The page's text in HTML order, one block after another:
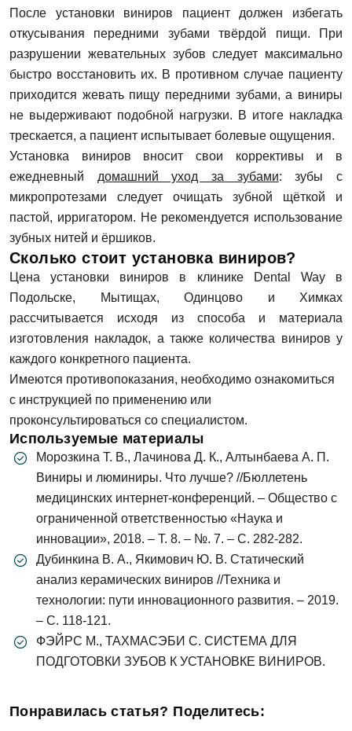
После установки виниров пациент должен избегать
откусывания передними зубами твёрдой пищи. При
разрушении жевательных зубов следует максимально
быстро восстановить их. В противном случае пациенту
приходится жевать пищу передними зубами, а виниры
не выдерживают подобной нагрузки. В итоге накладка
трескается, а пациент испытывает болевые ощущения.
Установка виниров вносит свои коррективы и в
ежедневный домашний уход за зубами: зубы с
микропротезами следует очищать зубной щёткой и
пастой, ирригатором. Не рекомендуется использование
зубных нитей и ёршиков.
Сколько стоит установка виниров?
Цена установки виниров в клинике Dental Way в
Подольске, Мытищах, Одинцово и Химках
рассчитывается исходя из способа и материала
изготовления накладок, а также количества виниров у
каждого конкретного пациента.
Имеются противопоказания, необходимо ознакомиться
с инструкцией по применению или
проконсультироваться со специалистом.
Используемые материалы
Морозкина Т. В., Лачинова Д. К., Алтынбаева А. П.
Виниры и люминиры. Что лучше? //Бюллетень
медицинских интернет-конференций. – Общество с
ограниченной ответственностью «Наука и
инновации», 2018. – Т. 8. – №. 7. – С. 282-282.
Дубинкина В. А., Якимович Ю. В. Статический
анализ керамических виниров //Техника и
технологии: пути инновационного развития. – 2019.
– С. 118-121.
ФЭЙРС М., ТАХМАСЭБИ С. СИСТЕМА ДЛЯ
ПОДГОТОВКИ ЗУБОВ К УСТАНОВКЕ ВИНИРОВ.
Понравилась статья? Поделитесь:
Запись на прием
Имя
Согласен наобработку персональных
данных
Телефон
E-mail
Сообщение
Согласен наобработку персональных
Отправить
Заявка отправлена!
Мы свяжемся с вами в ближайшее время